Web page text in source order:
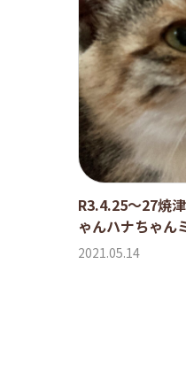
R3.4.25〜27焼
ゃんハナちゃん
2021.05.14